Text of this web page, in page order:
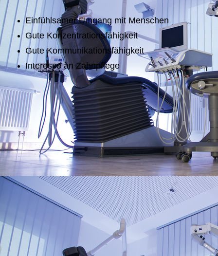
Einfühlsamer Umgang mit Menschen
Gute Konzentrationsfähigkeit
Gute Kommunikationsfähigkeit
Interesse an Zahnpflege